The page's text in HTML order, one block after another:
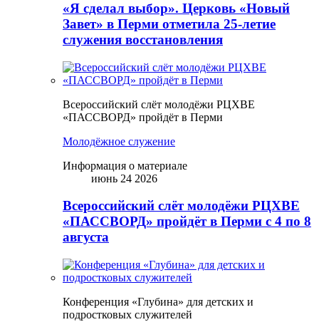
«Я сделал выбор». Церковь «Новый
Завет» в Перми отметила 25-летие
служения восстановления
Всероссийский слёт молодёжи РЦХВЕ
«ПАССВОРД» пройдёт в Перми
Молодёжное служение
Информация о материале
июнь 24 2026
Всероссийский слёт молодёжи РЦХВЕ
«ПАССВОРД» пройдёт в Перми с 4 по 8
августа
Конференция «Глубина» для детских и
подростковых служителей